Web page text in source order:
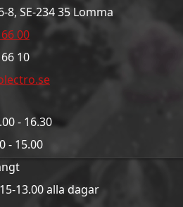
8, SE-234 35 Lomma
00
10
- 16.30
- 15.00
13.00 alla dagar